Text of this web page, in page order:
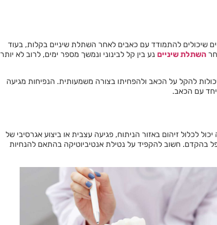
להתמודד עם כאבים לאחר השתלת שיניים בקלות, בעוד
השתלת שיניים נע בין קל לבינוני ונמשך מספר ימים, לרוב לא יותר
להקל על הכאב ולהפחיתו בצורה משמעותית. הנפיחות מגיעה
לכלול זיהום באזור הניתוח, פגיעה עצבית או ביצוע אגרסיבי של
בהקדם. חשוב להקפיד על נטילת אנטיביוטיקה בהתאם להנחיות